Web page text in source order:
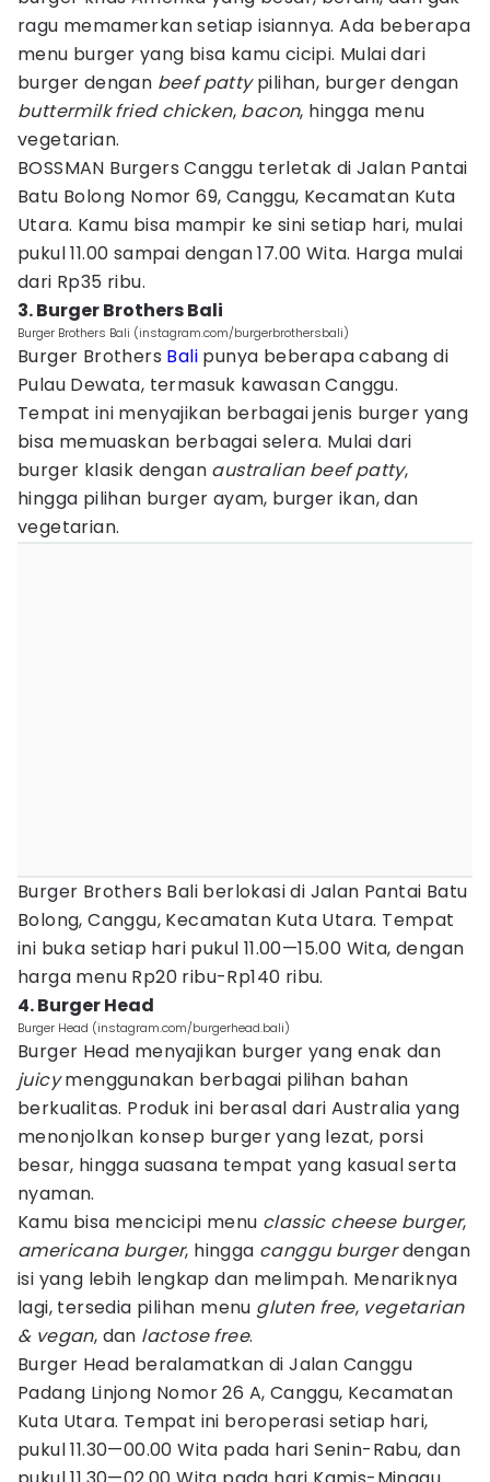
ragu memamerkan setiap isiannya. Ada beberapa
menu burger yang bisa kamu cicipi. Mulai dari
burger dengan beef pattypilihan, burger dengan
buttermilk fried chicken, bacon, hingga menu
vegetarian.
BOSSMAN Burgers Canggu terletak di Jalan Pantai
Batu Bolong Nomor 69, Canggu, Kecamatan Kuta
Utara. Kamu bisa mampir ke sini setiap hari, mulai
pukul 11.00 sampai dengan 17.00 Wita. Harga mulai
dari Rp35 ribu.
3. Burger Brothers Bali
Burger Brothers Bali (instagram.com/burgerbrothersbali)
Burger Brothers Bali punya beberapa cabang di
Pulau Dewata, termasuk kawasan Canggu.
Tempat ini menyajikan berbagai jenis burger yang
bisa memuaskan berbagai selera. Mulai dari
burger klasik dengan australian beef patty,
hingga pilihan burger ayam, burger ikan, dan
vegetarian.
Burger Brothers Bali berlokasi di Jalan Pantai Batu
Bolong, Canggu, Kecamatan Kuta Utara. Tempat
ini buka setiap hari pukul 11.00—15.00 Wita, dengan
harga menu Rp20 ribu-Rp140 ribu.
4. Burger Head
Burger Head (instagram.com/burgerhead.bali)
Burger Head menyajikan burger yang enak dan
juicymenggunakan berbagai pilihan bahan
berkualitas. Produk ini berasal dari Australia yang
menonjolkan konsep burger yang lezat, porsi
besar, hingga suasana tempat yang kasual serta
nyaman.
Kamu bisa mencicipi menu classic cheese burger,
americana burger, hingga canggu burgerdengan
isi yang lebih lengkap dan melimpah. Menariknya
lagi, tersedia pilihan menu gluten free, vegetarian
& vegan, dan lactose free.
Burger Head beralamatkan di Jalan Canggu
Padang Linjong Nomor 26 A, Canggu, Kecamatan
Kuta Utara. Tempat ini beroperasi setiap hari,
pukul 11.30—00.00 Wita pada hari Senin-Rabu, dan